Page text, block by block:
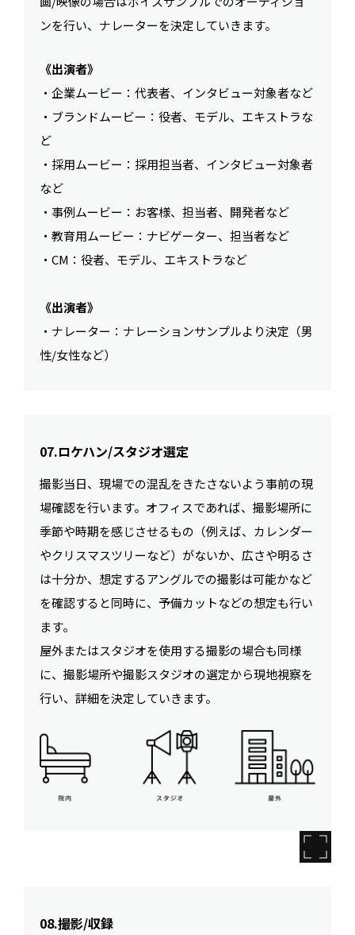
ンを行い、ナレーターを決定していきます。
《出演者》
・企業ムービー：代表者、インタビュー対象者など
・ブランドムービー：役者、モデル、エキストラな
ど
・採用ムービー：採用担当者、インタビュー対象者
など
・事例ムービー：お客様、担当者、開発者など
・教育用ムービー：ナビゲーター、担当者など
・CM：役者、モデル、エキストラなど
《出演者》
・ナレーター：ナレーションサンプルより決定（男
性/女性など）
07.ロケハン/スタジオ選定
撮影当日、現場での混乱をきたさないよう事前の現
場確認を行います。オフィスであれば、撮影場所に
季節や時期を感じさせるもの（例えば、カレンダー
やクリスマスツリーなど）がないか、広さや明るさ
は十分か、想定するアングルでの撮影は可能かなど
を確認すると同時に、予備カットなどの想定も行い
ます。
屋外またはスタジオを使用する撮影の場合も同様
に、撮影場所や撮影スタジオの選定から現地視察を
行い、詳細を決定していきます。
08.撮影/収録